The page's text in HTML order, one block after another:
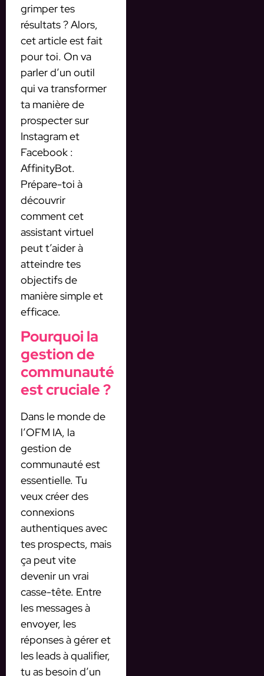
grimper tes
résultats ? Alors,
cet article est fait
pour toi. On va
parler d’un outil
qui va transformer
ta manière de
prospecter sur
Instagram et
Facebook :
AffinityBot.
Prépare-toi à
découvrir
comment cet
assistant virtuel
peut t’aider à
atteindre tes
objectifs de
manière simple et
efficace.
Pourquoi la
gestion de
communauté
est cruciale ?
Dans le monde de
l’OFM IA, la
gestion de
communauté est
essentielle. Tu
veux créer des
connexions
authentiques avec
tes prospects, mais
ça peut vite
devenir un vrai
casse-tête. Entre
les messages à
envoyer, les
réponses à gérer et
les leads à qualifier,
tu as besoin d’un